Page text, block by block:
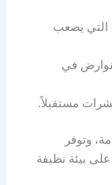
التي يصعب
في
مستقبلاً.
وتوفر
بيئة نظيفة